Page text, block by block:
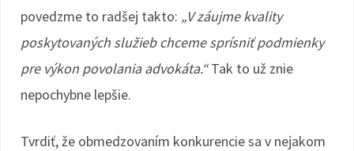
povedzme to radšej takto: „V záujme kvality
poskytovaných služieb chceme sprísniť podmienky
pre výkon povolania advokáta.“Tak to už znie
nepochybne lepšie.
Tvrdiť, že obmedzovaním konkurencie sa v nejakom